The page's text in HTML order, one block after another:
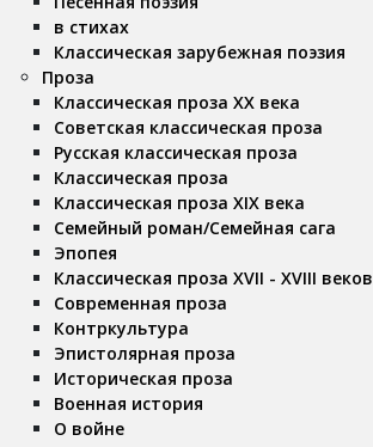
в стихах
Классическая зарубежная поэзия
Проза
Классическая проза ХX века
Советская классическая проза
Русская классическая проза
Классическая проза
Классическая проза ХIX века
Семейный роман/Семейная сага
Эпопея
Классическая проза XVII - XVIII веков
Современная проза
Контркультура
Эпистолярная проза
Историческая проза
Военная история
О войне